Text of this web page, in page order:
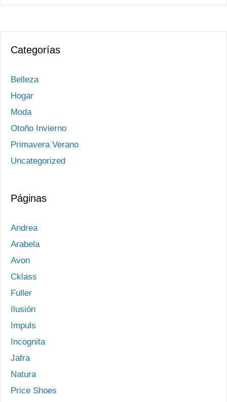
Categorías
Belleza
Hogar
Moda
Otoño Invierno
Primavera Verano
Uncategorized
Páginas
Andrea
Arabela
Avon
Cklass
Fuller
Ilusión
Impuls
Incognita
Jafra
Natura
Price Shoes